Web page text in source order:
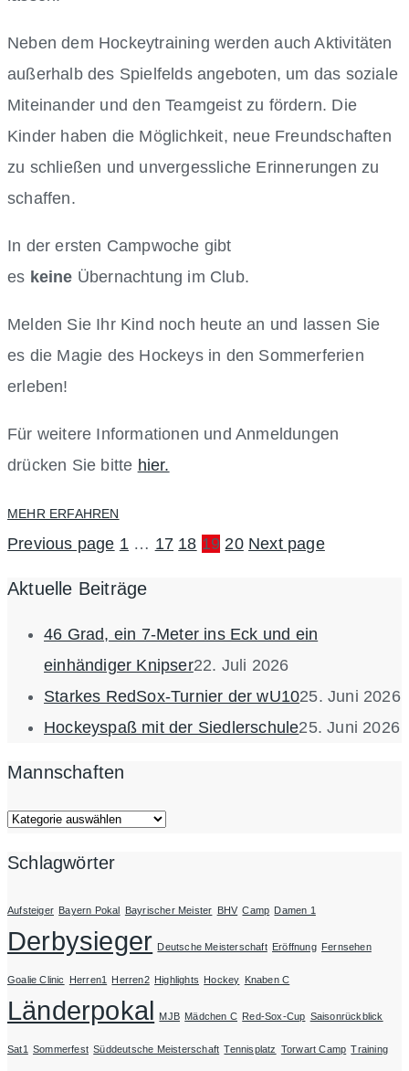
Neben dem Hockeytraining werden auch Aktivitäten
außerhalb des Spielfelds angeboten, um das soziale
Miteinander und den Teamgeist zu fördern. Die
Kinder haben die Möglichkeit, neue Freundschaften
zu schließen und unvergessliche Erinnerungen zu
schaffen.
In der ersten Campwoche gibt
es keine Übernachtung im Club.
Melden Sie Ihr Kind noch heute an und lassen Sie
es die Magie des Hockeys in den Sommerferien
erleben!
Für weitere Informationen und Anmeldungen
drücken Sie bitte hier.
MEHR ERFAHREN
Previous page 1 … 17 18 19 20 Next page
Aktuelle Beiträge
46 Grad, ein 7-Meter ins Eck und ein
einhändiger Knipser22. Juli 2026
Starkes RedSox-Turnier der wU1025. Juni 2026
Hockeyspaß mit der Siedlerschule25. Juni 2026
Mannschaften
Mannschaften
Schlagwörter
Aufsteiger Bayern Pokal Bayrischer Meister BHV Camp Damen 1
Derbysieger Deutsche Meisterschaft Eröffnung Fernsehen
Goalie Clinic Herren1 Herren2 Highlights Hockey Knaben C
Länderpokal MJB Mädchen C Red-Sox-Cup Saisonrückblick
Sat1 Sommerfest Süddeutsche Meisterschaft Tennisplatz Torwart Camp Training